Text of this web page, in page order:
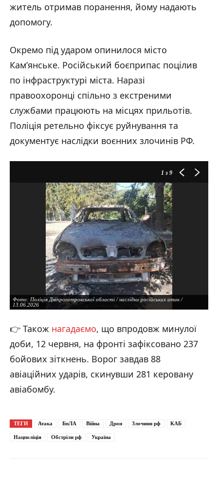
житель отримав поранення, йому надають
допомогу.
Окремо під ударом опинилося місто
Кам’янське. Російський боєприпас поцілив
по інфраструктурі міста. Наразі
правоохоронці спільно з екстреними
службами працюють на місцях прильотів.
Поліція ретельно фіксує руйнування та
документує наслідки воєнних злочинів РФ.
1 з 9
Фото: Поліція Дніпропетровської області / наслідки російських атак /
13.06.2026
Фото: Поліція Дніпропетровської області / наслідки російських атак /
👉 Також нагадаємо, що впродовж минулої
доби, 12 червня, на фронті зафіксовано 237
бойових зіткнень. Ворог завдав 88
авіаційних ударів, скинувши 281 керовану
авіабомбу.
ТЕГИ Атака БпЛА Війна Дрон Злочини рф КАБ
Нацполіція Обстріли рф Україна